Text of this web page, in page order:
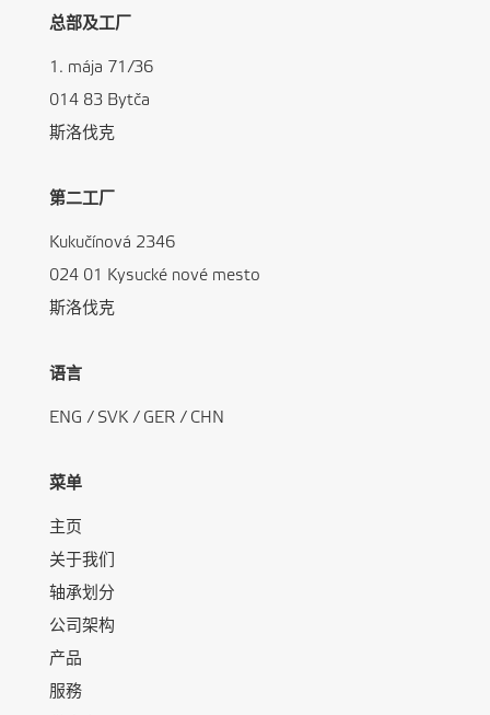
总部及工厂
1. mája 71/36
014 83 Bytča
斯洛伐克
第二工厂
Kukučínová 2346
024 01 Kysucké nové mesto
斯洛伐克
语言
ENG / SVK/ GER/ CHN
菜单
主页
关于我们
轴承划分
公司架构
产品
服務